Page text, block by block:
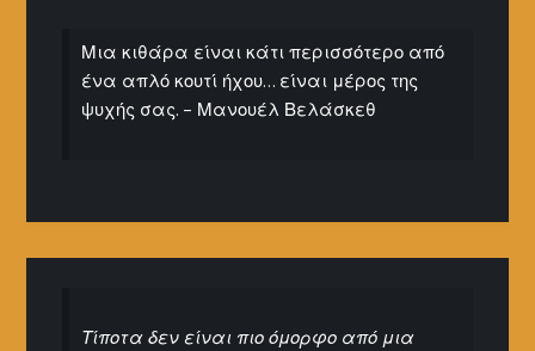
Μια κιθάρα είναι κάτι περισσότερο από
ένα απλό κουτί ήχου… είναι μέρος της
ψυχής σας. – Μανουέλ Βελάσκεθ
Τίποτα δεν είναι πιο όμορφο από μια